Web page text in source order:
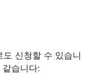
신청할 수 있습니
습니다: